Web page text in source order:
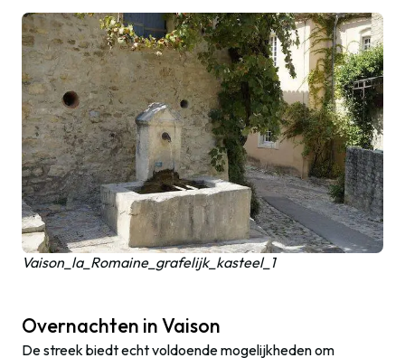
Vaison_la_Romaine_grafelijk_kasteel_1
Overnachten in Vaison
De streek biedt echt voldoende mogelijkheden om